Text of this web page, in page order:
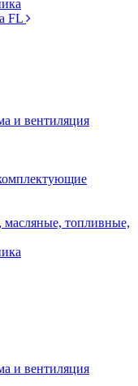
FL
и вентиляция
топливные,
и вентиляция